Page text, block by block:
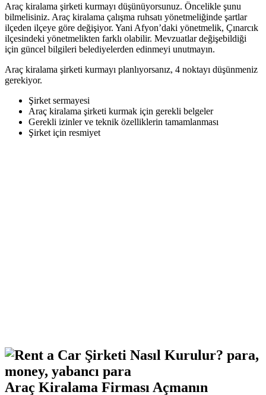
Araç kiralama şirketi kurmayı düşünüyorsunuz. Öncelikle şunu
bilmelisiniz. Araç kiralama çalışma ruhsatı yönetmeliğinde şartlar
ilçeden ilçeye göre değişiyor. Yani Afyon’daki yönetmelik, Çınarcık
ilçesindeki yönetmelikten farklı olabilir. Mevzuatlar değişebildiği
için güncel bilgileri belediyelerden edinmeyi unutmayın.
Araç kiralama şirketi kurmayı planlıyorsanız, 4 noktayı düşünmeniz
gerekiyor.
Şirket sermayesi
Araç kiralama şirketi kurmak için gerekli belgeler
Gerekli izinler ve teknik özelliklerin tamamlanması
Şirket için resmiyet
Araç Kiralama Firması Açmanın